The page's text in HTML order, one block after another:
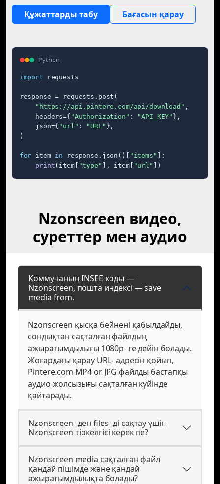
Құжаттарды табу Бағасын қарау
Python
import requests
response = requests.post(
"https://api.pintere.com/api/download" ,
    headers={
"Authorization" : "API_KEY" },
    json={
"url" : "URL" },
)
for item in response.json()[ "items"
]:
print (item[ "type" ], item[ "url" ])
Nzonscreen видео,
суреттер мен аудио
Коммунаның INSEE коды —
Nzonscreen, пошта индексі — save
media from.
Nzonscreen қысқа бейнені қабылдайды,
сондықтан сақталған файлдың
ажыратымдылығы 1080p- ге дейін болады.
Жоғардағы қарау URL- адресін қойып,
Pintere.com MP4 or JPG файлды бастапқы
аудио жолсызығы сақталған күйінде
қайтарады.
Nzonscreen- ден files- ді сақтау үшін
Nzonscreen тіркелгісі керек пе?
Nzonscreen media сақталған файл
қандай пішімде және қандай
ажыратымдылықта болады?